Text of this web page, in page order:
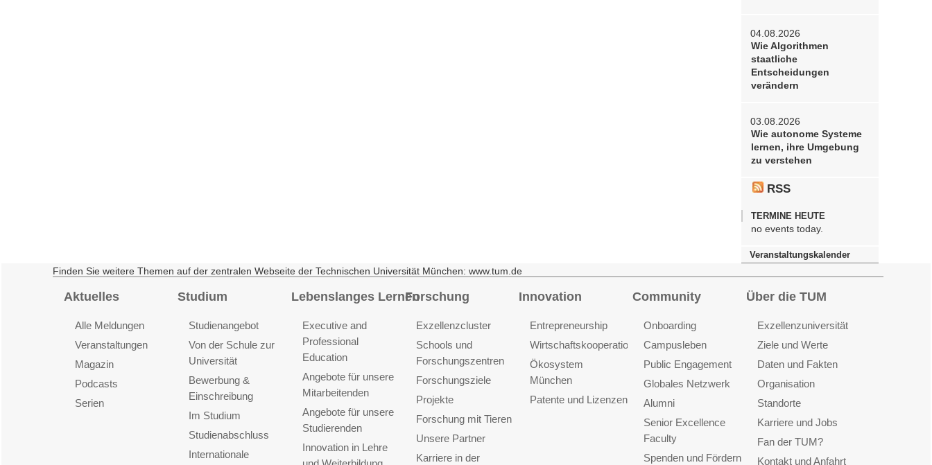
04.08.2026
Wie Algorithmen
staatliche
Entscheidungen
verändern
03.08.2026
Wie autonome Systeme
lernen, ihre Umgebung
zu verstehen
RSS
TERMINE HEUTE
no events today.
Veranstaltungskalender
Finden Sie weitere Themen auf der zentralen Webseite der Technischen Universität München: www.tum.de
Aktuelles
Alle Meldungen
Veranstaltungen
Magazin
Podcasts
Serien
Studium
Studienangebot
Von der Schule zur
Universität
Bewerbung &
Einschreibung
Im Studium
Studienabschluss
Internationale
Lebenslanges Lernen
Executive and
Professional
Education
Angebote für unsere
Mitarbeitenden
Angebote für unsere
Studierenden
Innovation in Lehre
Forschung
Exzellenzcluster
Schools und
Forschungszentren
Forschungsziele
Projekte
Forschung mit Tieren
Unsere Partner
Karriere in der
Innovation
Entrepreneurship
Wirtschaftskooperationen
Ökosystem
München
Patente und Lizenzen
Community
Onboarding
Campusleben
Public Engagement
Globales Netzwerk
Alumni
Senior Excellence
Faculty
Spenden und Fördern
Über die TUM
Exzellenzuniversität
Ziele und Werte
Daten und Fakten
Organisation
Standorte
Karriere und Jobs
Fan der TUM?
Kontakt und Anfahrt